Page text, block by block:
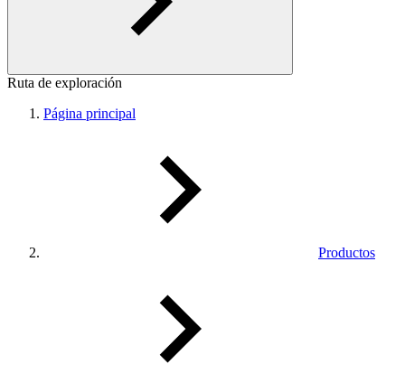
Ruta de exploración
Página principal
Productos